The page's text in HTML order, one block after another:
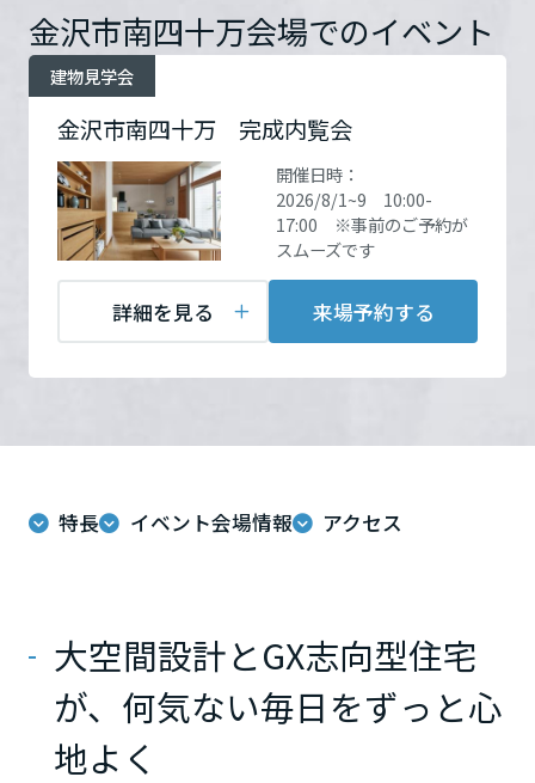
分譲マンション検索
[MISAWA RELAY]
住まいの売却
これから住まいをご検討の方
まいづくりを楽しく学べるデジタルラウンジです。
これから土地活用・賃貸経営をご検討の方
土地活用の基礎から長期安定経営を目指すオーナー様まで、賃貸経営
に役立つ多彩な情報を幅広くお届けします。
ホームラウンジ 土地活用・賃貸経営
リフォーム営業所
これからリフォームをご検討の方
実例動画や基礎知識、収納の工夫など、理想の住まいを叶えるリフォ
ームの具体策とアイデアを豊富にご用意しています。
ホームラウンジ リフォーム
事業用地・事業用建物
分譲用地
すべてのフィールドに新しい価値をデザインし、持続可能な未来志向
のまちづくりを実現していきます。
ミサワゼネラルソリューション
お客様センター
ミサワホームオーナーさま・リフォーム工事ご契約者さまとミサワホ
ームを結ぶコミュニケーションサイト。お得・便利・安心なコンテン
ミサワオーナーズクラブ
SDGs
環境活動
採用情報
新卒者採用
海外事業
金沢市南四十万会場でのイベント
金沢市南四十万 完成内覧会
建物見学会
開催日時：
2026/8/1~9 10:00-
17:00 ※事前のご予約が
スムーズです
詳細を見る 来場予約する
特長 イベント会場情報 アクセス
大空間設計とGX志向型住宅
が、何気ない毎日をずっと心
地よく
福島県
関東
茨城県
栃木県
群馬県
東京都
神奈川県
家事が楽しくなるほど整ったプランです。
※事前のご予約がスムーズ
開催場所 金沢市南四十万会場
を見る
住所
石川県金沢市南四十万
Google Map
お問い合
電話：0120-033-287
充
来場予約する